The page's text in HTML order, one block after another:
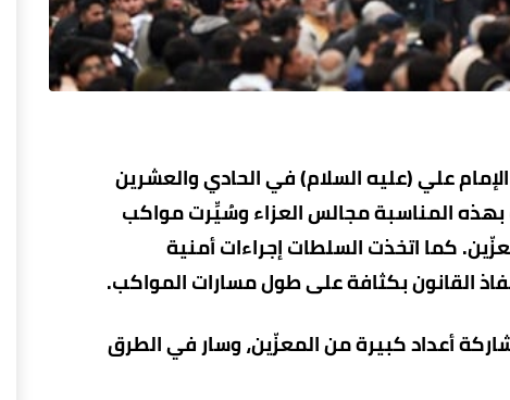
علي (عليه السلام) في الحادي والعشرين
المناسبة مجالس العزاء وسُيِّرت مواكب
كما اتخذت السلطات إجراءات أمنية
القانون بكثافة على طول مسارات المواكب.
أعداد كبيرة من المعزّين، وسار في الطرق